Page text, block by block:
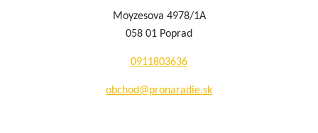
Moyzesova 4978/1A
058 01 Poprad
0911803636
obchod@pronaradie.sk